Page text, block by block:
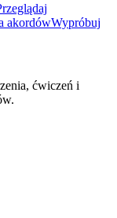
akordówWypróbuj
ćwiczeń i